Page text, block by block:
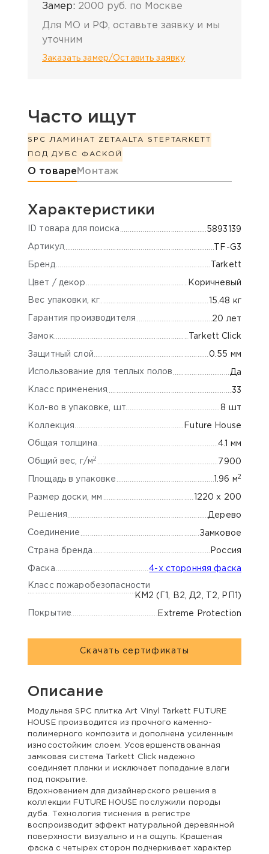
Замер: 2000 руб. по Москве
Для МО и РФ, оставьте заявку и мы
уточним
Заказать замер/Оставить заявку
Часто ищут
SPC ЛАМИНАТ ZETAALTA STEP TARKETT
ПОД ДУБ С ФАСКОЙ
Информация о товаре
О товаре Монтаж
Характеристики
ID товара для поиска 5893139
Артикул TF-G3
Бренд Tarkett
Цвет / декор Коричневый
Вес упаковки, кг 15.48 кг
Гарантия производителя 20 лет
Замок Tarkett Click
Защитный слой 0.55 мм
Использование для теплых полов Да
Класс применения 33
Кол-во в упаковке, шт 8 шт
Коллекция Future House
Общая толщина 4.1 мм
Общий вес, г/м2 7900
Площадь в упаковке 1.96 м 2
Размер доски, мм 1220 х 200
Решения Дерево
Соединение Замковое
Страна бренда Россия
Фаска 4-х сторонняя фаска
Класс пожаробезопасности
КМ2 (Г1, В2, Д2, Т2, РП1)
Покрытие Extreme Protection
Скачать сертификаты
Описание
Модульная SPC плитка Art Vinyl Tarkett FUTURE
HOUSE производится из прочного каменно-
полимерного композита и дополнена усиленным
износостойким слоем. Усовершенствованная
замковая система Tarkett Click надежно
соединяет планки и исключает попадание влаги
под покрытие.
Вдохновением для дизайнерского решения в
коллекции FUTURE HOUSE послужили породы
дуба. Технология тиснения в регистре
воспроизводит эффект натуральной деревянной
поверхности визуально и на ощупь. Крашеная
фаска с четырех сторон подчеркивает характер